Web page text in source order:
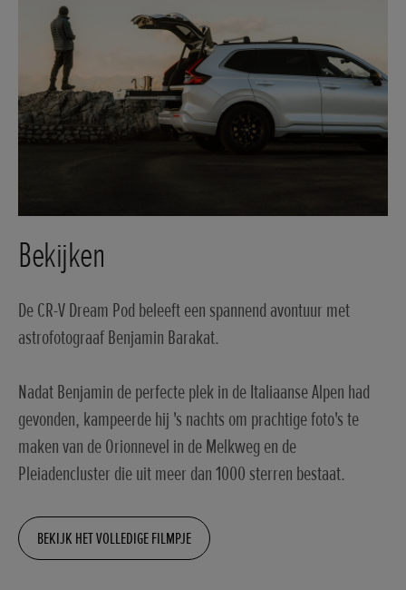
Bekijken
De CR-V Dream Pod beleeft een spannend avontuur met
astrofotograaf Benjamin Barakat.
Nadat Benjamin de perfecte plek in de Italiaanse Alpen had
gevonden, kampeerde hij 's nachts om prachtige foto's te
maken van de Orionnevel in de Melkweg en de
Pleiadencluster die uit meer dan 1000 sterren bestaat.
BEKIJK HET VOLLEDIGE FILMPJE